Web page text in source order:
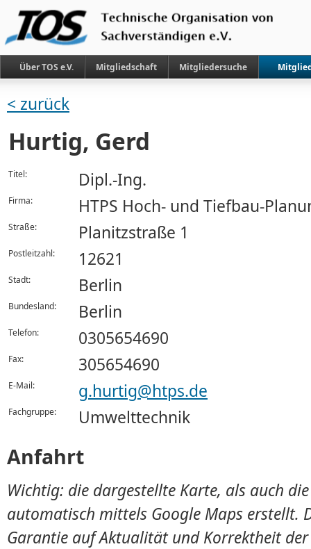
Über TOS e.V. Mitgliedschaft Mitgliedersuche
< zurück
Hurtig, Gerd
Titel: Dipl.-Ing.
Firma: HTPS Hoch- und Tiefbau-
Straße: Planitzstraße 1
Postleitzahl: 12621
Stadt: Berlin
Bundesland: Berlin
Telefon: 0305654690
Fax: 305654690
E-Mail: g.hurtig@htps.de
Fachgruppe: Umwelttechnik
Anfahrt
Wichtig: die dargestellte Karte, als auch
automatisch mittels Google Maps erstellt.
Garantie auf Aktualität und Korrektheit